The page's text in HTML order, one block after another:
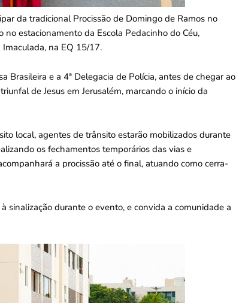
da tradicional Procissão de Domingo de Ramos no
estacionamento da Escola Pedacinho do Céu,
na EQ 15/17.
Brasileira e a 4ª Delegacia de Polícia, antes de chegar ao
de Jesus em Jerusalém, marcando o início da
local, agentes de trânsito estarão mobilizados durante
os fechamentos temporários das vias e
a procissão até o final, atuando como cerra-
sinalização durante o evento, e convida a comunidade a